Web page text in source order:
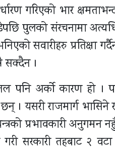
गरिएको भार
पुलको संरचनामा
सवारीहरु
सक्दैन ।
पनि अर्को कारण हो ।
छन् । यसरी राजमार्ग
प्रभावकारी अनुगमन
गरी सरकारी तहबाट २